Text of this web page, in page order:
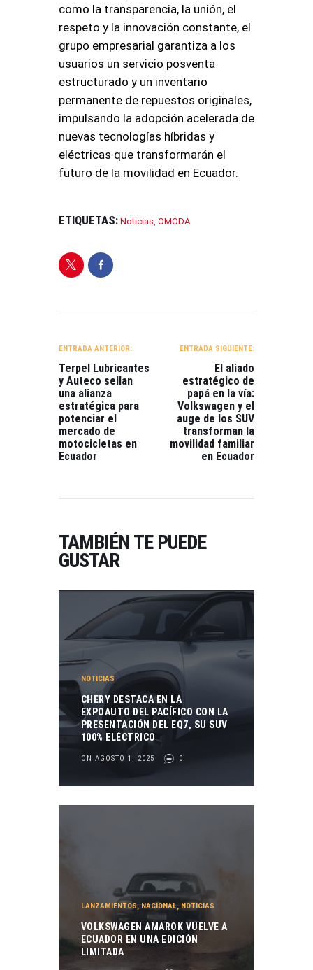
como la transparencia, la unión, el
respeto y la innovación constante, el
grupo empresarial garantiza a los
usuarios un servicio posventa
estructurado y un inventario
permanente de repuestos originales,
impulsando la adopción acelerada de
nuevas tecnologías híbridas y
eléctricas que transformarán el
futuro de la movilidad en Ecuador.
ETIQUETAS: Noticias OMODA
ENTRADAS
ENTRADA ANTERIOR:
Terpel Lubricantes
y Auteco sellan
una alianza
estratégica para
potenciar el
mercado de
motocicletas en
Ecuador
ENTRADA SIGUIENTE:
El aliado
estratégico de
papá en la vía:
Volkswagen y el
auge de los SUV
transforman la
movilidad familiar
en Ecuador
TAMBIÉN TE PUEDE
GUSTAR
NOTICIAS
CHERY DESTACA EN LA
EXPOAUTO DEL PACÍFICO CON LA
PRESENTACIÓN DEL EQ7, SU SUV
100% ELÉCTRICO
ON AGOSTO 1, 2025 0
LANZAMIENTOS,NACIONAL,NOTICIAS
VOLKSWAGEN AMAROK VUELVE A
ECUADOR EN UNA EDICIÓN
LIMITADA